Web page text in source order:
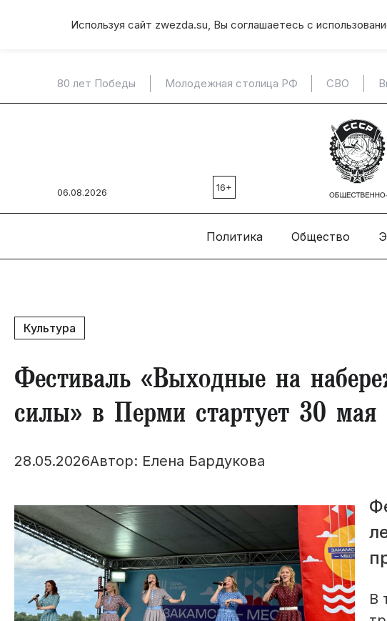
Используя сайт zwezda.su, Вы соглашаетесь с
80 лет Победы Молодежная столица РФ СВО
06.08.2026 16+
Политика Общество
Культура
Фестиваль «Выходные на
силы» в Перми стартует 30 мая
28.05.2026Автор: Елена Бардукова
В